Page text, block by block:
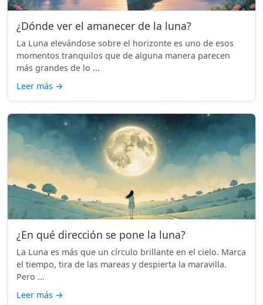
¿Dónde ver el amanecer de la luna?
La Luna elevándose sobre el horizonte es uno de esos
momentos tranquilos que de alguna manera parecen
más grandes de lo ...
Leer más →
¿En qué dirección se pone la luna?
La Luna es más que un círculo brillante en el cielo. Marca
el tiempo, tira de las mareas y despierta la maravilla.
Pero ...
Leer más →